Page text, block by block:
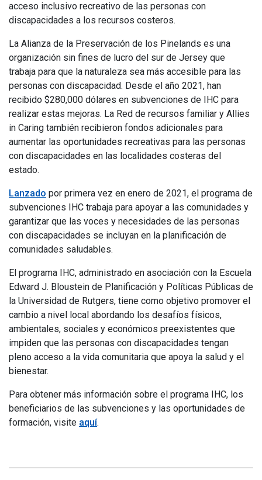
acceso inclusivo recreativo de las personas con
discapacidades a los recursos costeros.
La Alianza de la Preservación de los Pinelands es una
organización sin fines de lucro del sur de Jersey que
trabaja para que la naturaleza sea más accesible para las
personas con discapacidad. Desde el año 2021, han
recibido $280,000 dólares en subvenciones de IHC para
realizar estas mejoras. La Red de recursos familiar y Allies
in Caring también recibieron fondos adicionales para
aumentar las oportunidades recreativas para las personas
con discapacidades en las localidades costeras del
estado.
Lanzado por primera vez en enero de 2021, el programa de
subvenciones IHC trabaja para apoyar a las comunidades y
garantizar que las voces y necesidades de las personas
con discapacidades se incluyan en la planificación de
comunidades saludables.
El programa IHC, administrado en asociación con la Escuela
Edward J. Bloustein de Planificación y Políticas Públicas de
la Universidad de Rutgers, tiene como objetivo promover el
cambio a nivel local abordando los desafíos físicos,
ambientales, sociales y económicos preexistentes que
impiden que las personas con discapacidades tengan
pleno acceso a la vida comunitaria que apoya la salud y el
bienestar.
Para obtener más información sobre el programa IHC, los
beneficiarios de las subvenciones y las oportunidades de
formación, visite aquí.